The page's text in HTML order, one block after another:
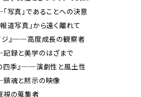
写真」であることへの決意
道写真」から遠く離れて
ジ』──高度成長の観察者
録と美学のはざまで
四季』──演劇性と風土性
魂と黙示の映像
視の蒐集者